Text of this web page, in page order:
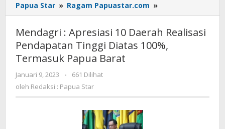
Papua Star » Ragam Papuastar.com »
:
10
Daerah
100%,
Mendagri : Apresiasi 10 Daerah Realisasi
Pendapatan Tinggi Diatas 100%,
Termasuk Papua Barat
Januari 9, 2023
oleh
Redaksi
-
661 Dilihat
oleh Redaksi : Papua Star